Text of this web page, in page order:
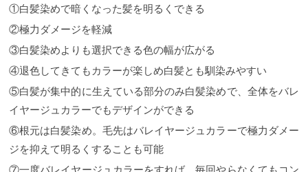
ます！2023年のヘアカラーはハイライトを入れて、
さを作る事で、アッシュベージュの色味が淡く透明
感も出てくれるので、とってもおすすめです！ 褪色
具合も綺麗に抜けてくれるので、色が抜けていく過
程も楽しめます！5SCENEのカラー剤は種類が豊
麗な艶髪。 透き通るような色味。 ダメージレス。
5SCENEのカラー剤は種類が豊富でトリートメント
配合の薬剤なのでダメージレスで色味が綺麗に出ま
す。 5SCENEのカラーは髪に負担が少ないカラー剤
なので ・ダメージが気になる人 ・色がすぐ抜けてし
まう人 ・透明感のある色にしたい人 ・周りから綺麗
な色ね！と褒められたい人 にとっても向いているカ
①白髪染めで暗くなった髪を明るくできる
②極力ダメージを軽減
③白髪染めよりも選択できる色の幅が広がる
④退色してきてもカラーが楽しめ白髪とも馴染みやすい
⑤白髪が集中的に生えている部分のみ白髪染めで、全体をバレ
イヤージュカラーでもデザインができる
⑥根元は白髪染め。毛先はバレイヤージュカラーで極力ダメー
ジを抑えて明るくすることも可能